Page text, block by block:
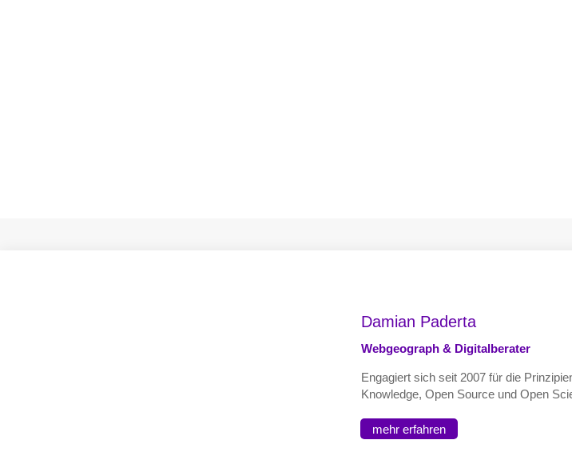
Damian Paderta
Webgeograph & Digitalberater
Engagiert sich seit 2007 für die
Knowledge, Open Source und Open
mehr erfahren